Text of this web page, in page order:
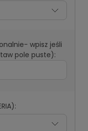
wpisz jeśli
pole puste):